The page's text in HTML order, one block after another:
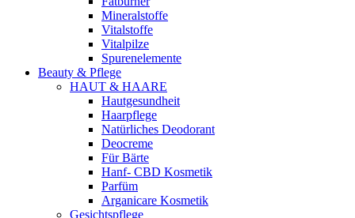
Mineralstoffe
Vitalstoffe
Vitalpilze
Spurenelemente
Beauty & Pflege
HAUT & HAARE
Hautgesundheit
Haarpflege
Natürliches Deodorant
Deocreme
Für Bärte
Hanf- CBD Kosmetik
Parfüm
Arganicare Kosmetik
Gesichtspflege